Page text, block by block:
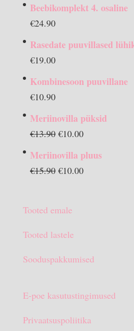
Beebikomplekt 4. osaline
€24.90
Rasedate puuvillased
€19.00
Kombinesoon puuvillane
€10.90
Meriinovilla püksid
€13.90 Algne
€10.00Praegune
on:
Meriinovilla pluus
€15.90 Algne
€15.90.
€10.00Praegune
Tooted emale
Tooted lastele
Sooduspakkumised
E-poe kasutustingimused
Privaatsuspoliitika